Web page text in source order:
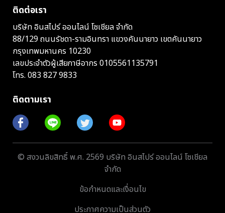
ติดต่อเรา
บริษัท อินสไปร์ ออนไลน์ โซเชียล จำกัด
88/129 ถนนรัชดา-รามอินทรา แขวงคันนายาว เขตคันนายาว
กรุงเทพมหานคร 10230
เลขประจำตัวผู้เสียภาษีอากร 0105561135791
โทร. 083 827 9833
ติดตามเรา
© สงวนลิขสิทธิ์ พ.ศ. 2569 บริษัท อินสไปร์ ออนไลน์ โซเชียล
จำกัด
ข้อกำหนดและเงื่อนไข
ประกาศความเป็นส่วนตัว